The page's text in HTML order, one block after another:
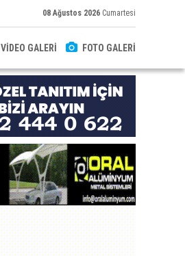
08 Ağustos 2026 Cumartesi
VİDEO GALERİ FOTO GALERİ